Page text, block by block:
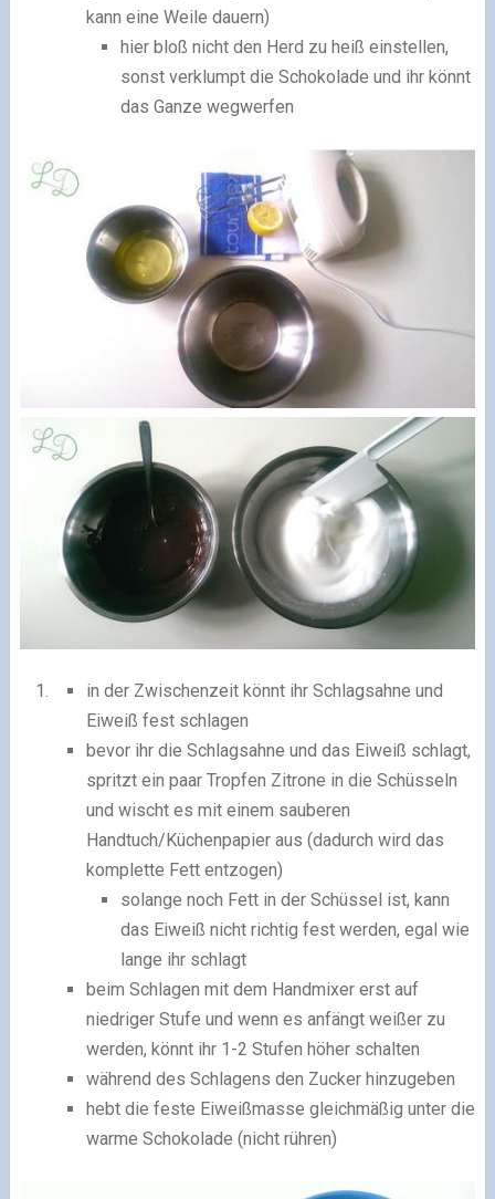
kann eine Weile dauern)
hier bloß nicht den Herd zu heiß einstellen,
sonst verklumpt die Schokolade und ihr könnt
das Ganze wegwerfen
in der Zwischenzeit könnt ihr Schlagsahne und
Eiweiß fest schlagen
bevor ihr die Schlagsahne und das Eiweiß schlagt,
spritzt ein paar Tropfen Zitrone in die Schüsseln
und wischt es mit einem sauberen
Handtuch/Küchenpapier aus (dadurch wird das
komplette Fett entzogen)
solange noch Fett in der Schüssel ist, kann
das Eiweiß nicht richtig fest werden, egal wie
lange ihr schlagt
beim Schlagen mit dem Handmixer erst auf
niedriger Stufe und wenn es anfängt weißer zu
werden, könnt ihr 1-2 Stufen höher schalten
während des Schlagens den Zucker hinzugeben
hebt die feste Eiweißmasse gleichmäßig unter die
warme Schokolade (nicht rühren)